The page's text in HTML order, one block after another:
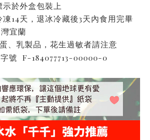
於外盒包裝上
14天，退冰冷藏後3天內食用完畢
宜蘭
乳製品，花生過敏者請注意
號 F-184077713-00000-0